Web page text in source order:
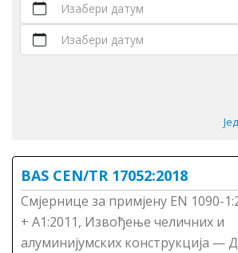
Изабери датум
Изабери датум
BAS CEN/TR 17052:2018
Смјернице за примjену ЕN 1090-
+ А1:2011, Извођење челичних и
алуминијумских конструкција —